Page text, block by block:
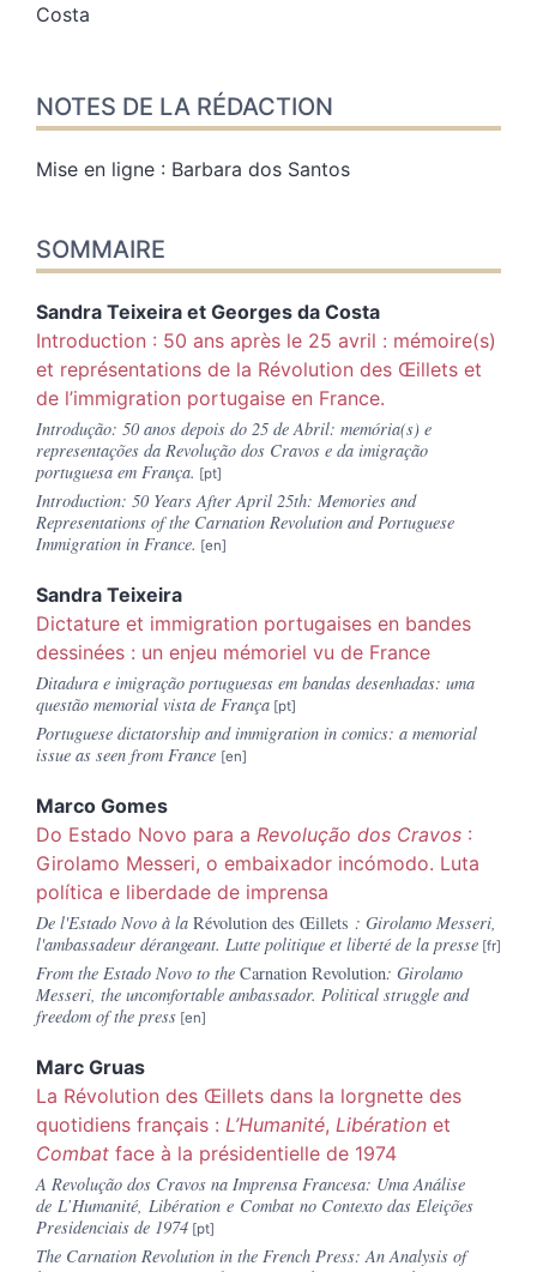
Costa
NOTES DE LA RÉDACTION
Mise en ligne : Barbara dos Santos
SOMMAIRE
Sandra Teixeira et Georges da Costa
Introduction : 50 ans après le 25 avril : mémoire(s)
et représentations de la Révolution des Œillets et
de l’immigration portugaise en France.
Introdução: 50 anos depois do 25 de Abril: memória(s) e
representações da Revolução dos Cravos e da imigração
portuguesa em França.
Introduction: 50 Years After April 25th: Memories and
Representations of the Carnation Revolution and Portuguese
Immigration in France.
Sandra Teixeira
Dictature et immigration portugaises en bandes
dessinées : un enjeu mémoriel vu de France
Ditadura e imigração portuguesas em bandas desenhadas: uma
questão memorial vista de França
Portuguese dictatorship and immigration in comics: a memorial
issue as seen from France
Marco Gomes
Do Estado Novo para a Revolução dos Cravos :
Girolamo Messeri, o embaixador incómodo. Luta
política e liberdade de imprensa
De l'Estado Novo à la Révolution des Œillets : Girolamo Messeri,
l'ambassadeur dérangeant. Lutte politique et liberté de la presse
From the Estado Novo to the Carnation Revolution: Girolamo
Messeri, the uncomfortable ambassador. Political struggle and
freedom of the press
Marc Gruas
La Révolution des Œillets dans la lorgnette des
quotidiens français : L’Humanité, Libération et
Combat face à la présidentielle de 1974
A Revolução dos Cravos na Imprensa Francesa: Uma Análise
de L’Humanité, Libération e Combat no Contexto das Eleições
Presidenciais de 1974
The Carnation Revolution in the French Press: An Analysis of